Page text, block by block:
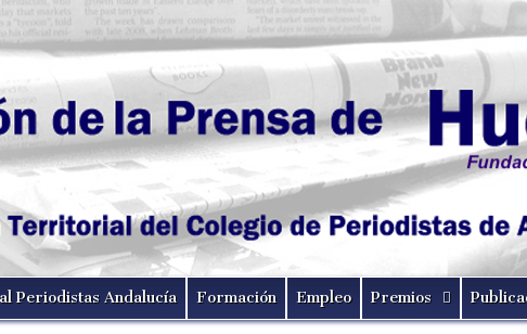
Periodistas Andalucía Formación Empleo Premios